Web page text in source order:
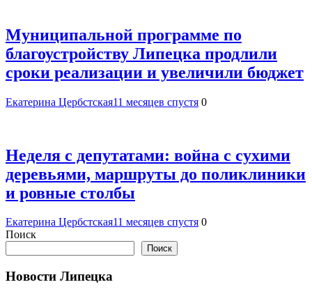
Муниципальной программе по
благоустройству Липецка продлили
сроки реализации и увеличили бюджет
Екатерина Цербстская11 месяцев спустя 0
Неделя с депутатами: война с сухими
деревьями, маршруты до поликлиники
и ровные столбы
Екатерина Цербстская11 месяцев спустя 0
Поиск
Поиск
Новости Липецка